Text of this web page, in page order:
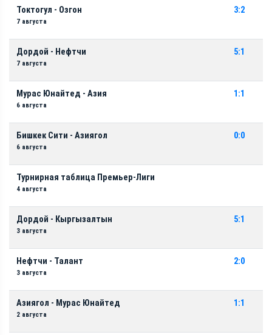
Токтогул - Озгон
7 августа
3:2
Дордой - Нефтчи
7 августа
5:1
Мурас Юнайтед - Азия
6 августа
1:1
Бишкек Сити - Азиягол
6 августа
0:0
Турнирная таблица Премьер-Лиги
4 августа
Дордой - Кыргызалтын
3 августа
5:1
Нефтчи - Талант
3 августа
2:0
Азиягол - Мурас Юнайтед
2 августа
1:1